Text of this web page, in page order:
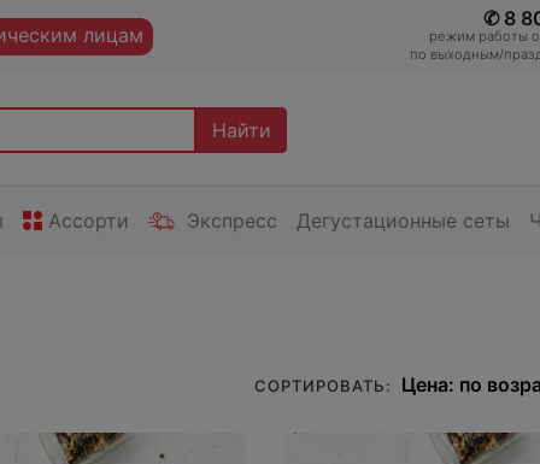
лицам
✆ 8
режим работы
по выходным/
Найти
Ассорти Экспресс Дегустационные сеты
СОРТИРОВАТЬ: